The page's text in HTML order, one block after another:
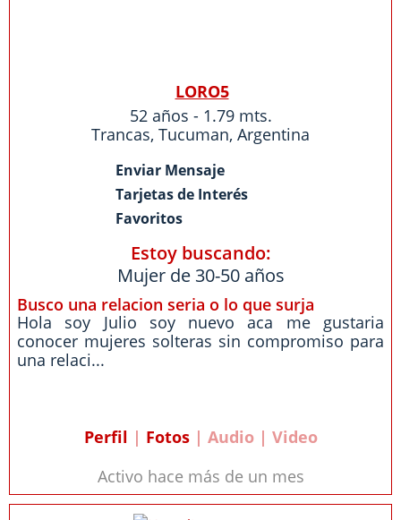
LORO5
52 años - 1.79 mts.
Trancas, Tucuman, Argentina
Enviar Mensaje
Tarjetas de Interés
Favoritos
Estoy buscando:
Mujer de 30-50 años
Busco una relacion seria o lo que surja
Hola soy Julio soy nuevo aca me gustaria
conocer mujeres solteras sin compromiso para
una relaci...
Perfil | Fotos| Audio | Video
Activo hace más de un mes